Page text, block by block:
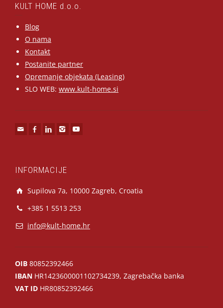
KULT HOME d.o.o.
Blog
O nama
Kontakt
Postanite partner
Opremanje objekata (Leasing)
SLO WEB: www.kult-home.si
INFORMACIJE
Supilova 7a, 10000 Zagreb, Croatia
+385 1 5513 253
info@kult-home.hr
OIB 80852392466
IBAN HR1423600001102734239, Zagrebačka banka
VAT ID HR80852392466